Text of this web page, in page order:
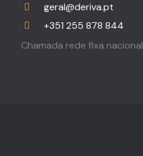
geral@deriva.pt
+351 255 878 844
Chamada rede fixa nacional